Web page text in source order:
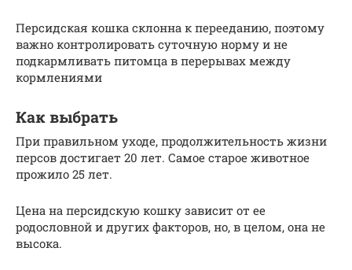
Персидская кошка склонна к перееданию, поэтому
важно контролировать суточную норму и не
подкармливать питомца в перерывах между
кормлениями
Как выбрать
При правильном уходе, продолжительность жизни
персов достигает 20 лет. Самое старое животное
прожило 25 лет.
Цена на персидскую кошку зависит от ее
родословной и других факторов, но, в целом, она не
высока.